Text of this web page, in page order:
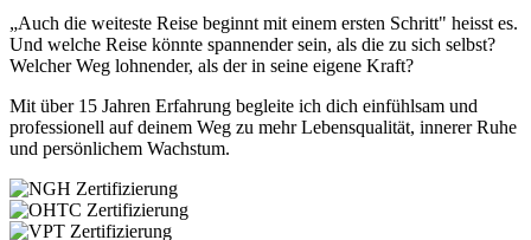
„Auch die weiteste Reise beginnt mit einem ersten Schritt" heisst es.
Und welche Reise könnte spannender sein, als die zu sich selbst?
Welcher Weg lohnender, als der in seine eigene Kraft?
Mit über 15 Jahren Erfahrung begleite ich dich einfühlsam und
professionell auf deinem Weg zu mehr Lebensqualität, innerer Ruhe
und persönlichem Wachstum.